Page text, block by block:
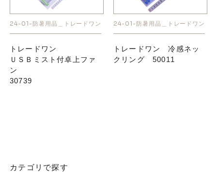
24-01-防暑用品＿トレードワン
トレードワン
ＵＳＢミスト付卓上ファ
ン
30739
24-01-防暑用品＿トレードワン
トレードワン 冷感ネッ
クリング 50011
カテゴリで探す